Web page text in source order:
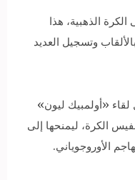
الذهبية، هذا
وتسجيل العديد
لقاء «أولمبيك ليون»
الكرة، ليمنحها إلى
الأوروجوياني.